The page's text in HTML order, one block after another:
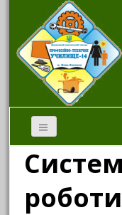
роботи